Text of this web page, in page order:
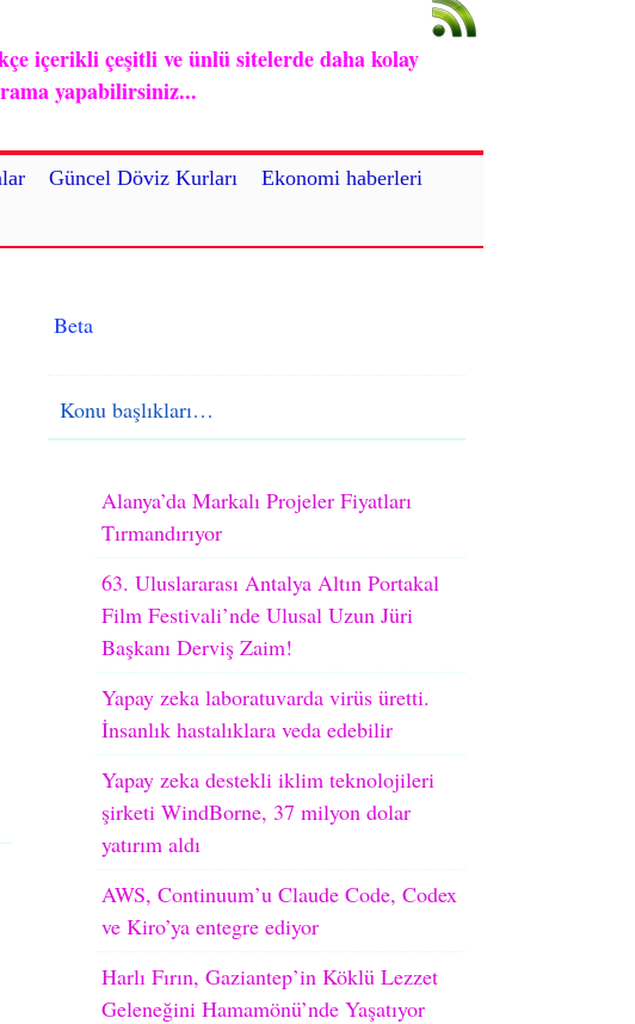
Güncel Döviz Kurları
Ekonomi haberleri
içerikli çeşitli ve ünlü sitelerde daha kolay
yapabilirsiniz...
Beta
Konu başlıkları…
Alanya’da Markalı Projeler Fiyatları
Tırmandırıyor
63. Uluslararası Antalya Altın Portakal
Film Festivali’nde Ulusal Uzun Jüri
Başkanı Derviş Zaim!
Yapay zeka laboratuvarda virüs üretti.
İnsanlık hastalıklara veda edebilir
Yapay zeka destekli iklim teknolojileri
şirketi WindBorne, 37 milyon dolar
yatırım aldı
AWS, Continuum’u Claude Code, Codex
ve Kiro’ya entegre ediyor
Harlı Fırın, Gaziantep’in Köklü Lezzet
Geleneğini Hamamönü’nde Yaşatıyor